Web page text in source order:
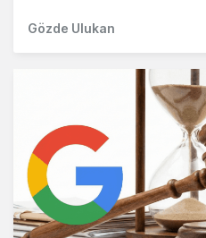
Gözde Ulukan